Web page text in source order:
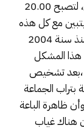
من 60.00 درهم للمتر المربع الواحد المستغل، لتصبح 20.00
ليتبين مع كل هذه
المعطيات أن هناك مياه جرت تحت الجسر ..،منذ سنة 2004
هذا المشكل
،بعد تشخيص
بتراب الجماعة
ظاهرة الباعة
هناك غياب